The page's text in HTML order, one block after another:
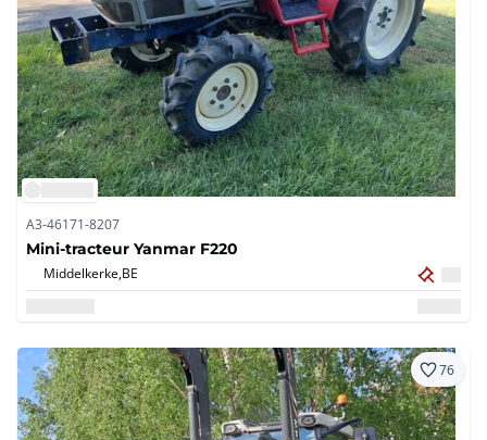
A3-46171-8207
Mini-tracteur Yanmar F220
Middelkerke,BE
76